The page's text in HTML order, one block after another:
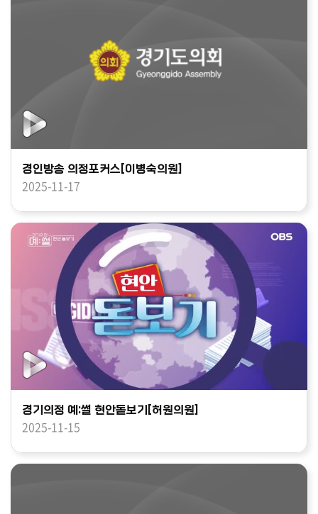
경인방송 의정포커스[이병숙의원]
2025-11-17
경기의정 예:썰 현안돋보기[허원의원]
2025-11-15